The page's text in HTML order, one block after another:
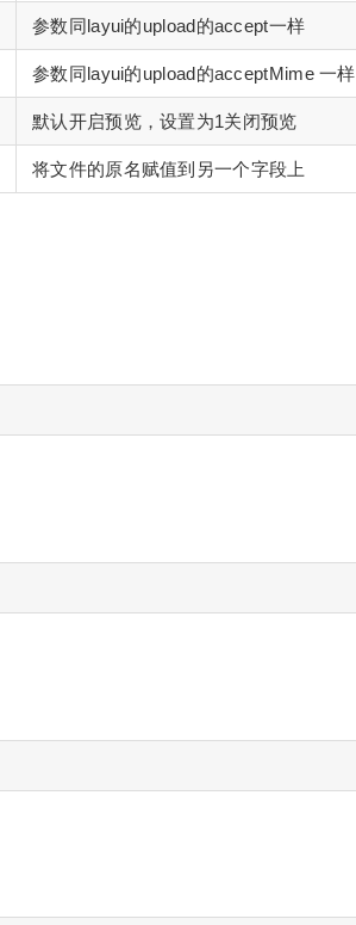
参数同layui的upload的accept一样
参数同layui的upload的acceptMime 一样
默认开启预览，设置为1关闭预览
将文件的原名赋值到另一个字段上